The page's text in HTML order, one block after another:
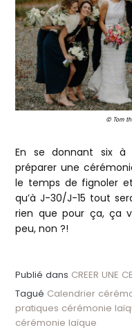
© Tom
En se donnant six
préparer une
le temps de fignoler
qu’à J-30/J-15 tout
rien que pour ça, ça
peu, non ?!
Publié dans CREER UNE
Tagué Calendrier
pratiques cérémonie
cérémonie laïque